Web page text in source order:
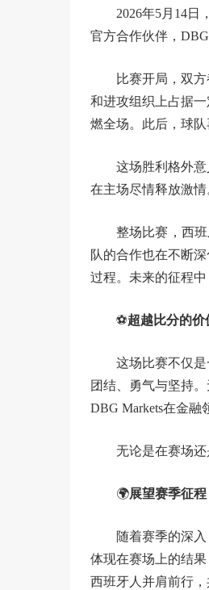
2026年5月14
官方合作伙伴，
比赛开局，双
和进攻组织上占据
燃全场。此后，球
这场胜利格外
在主场尽情释放激
整场比赛，西
队的合作也在不断
过程。未来的征程
⚽️超越比分的价
这场比赛不仅
团结、勇气与坚持
DBG Markets在金
无论是在赛场
🌍展望赛季征程
随着赛季的深
体现在赛场上的结
西班牙人并肩前行，